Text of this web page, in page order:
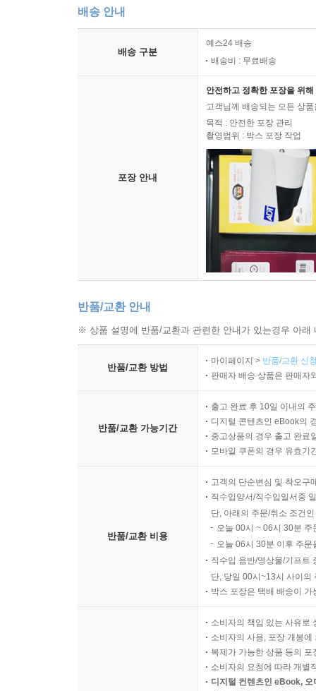
배송 안내
배송 구분
예스24 배송
배송비 : 무료배송
포장 안내
안전하고 정확한 포장을 위
고객님께 배송되는 모든 상
목적 : 안전한 포장 관리
촬영범위 : 박스 포장 작업
반품/교환 안내
※ 상품 설명에 반품/교환과 관련한 안내가 있는경우 아
반품/교환 방법
마이페이지 > 반품/교환 신
판매자 배송 상품은 판매자
반품/교환 가능기간
출고 완료 후 10일 이내의
디지털 콘텐츠인 eBook의
중고상품의 경우 출고 완료
모바일 쿠폰의 경우 유효기
반품/교환 비용
고객의 단순변심 및 착오구
직수입양서/직수입일서중
단, 아래의 주문/취소 조건
오늘 00시 ~ 06시 30분
오늘 06시 30분 이후 주
직수입 음반/영상물/기프트
단, 당일 00시~13시 사이의
박스 포장은 택배 배송이
소비자의 책임 있는 사유로
소비자의 사용, 포장 개봉
복제가 가능한 상품 등의
소비자의 요청에 따라 개별
디지털 컨텐츠인 eBook,